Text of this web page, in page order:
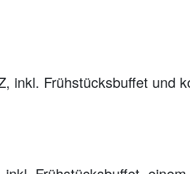
inkl. Frühstücksbuffet und